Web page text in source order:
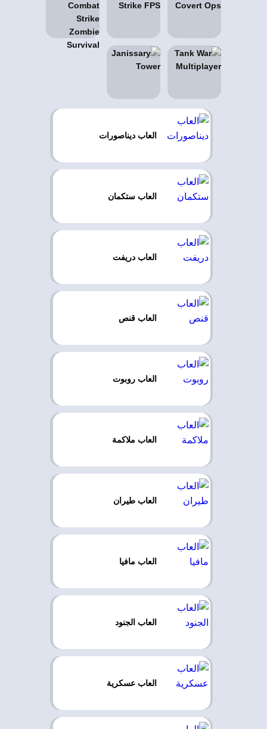
العاب ديناصورات
العاب ستكمان
العاب دريفت
العاب قنص
العاب روبوت
العاب ملاكمة
العاب طيران
العاب مافيا
العاب الجنود
العاب عسكرية